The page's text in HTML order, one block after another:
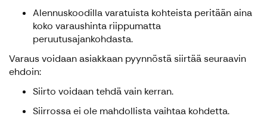
Alennuskoodilla varatuista kohteista peritään aina
koko varaushinta riippumatta
peruutusajankohdasta.
Varaus voidaan asiakkaan pyynnöstä siirtää seuraavin
ehdoin:
Siirto voidaan tehdä vain kerran.
Siirrossa ei ole mahdollista vaihtaa kohdetta.